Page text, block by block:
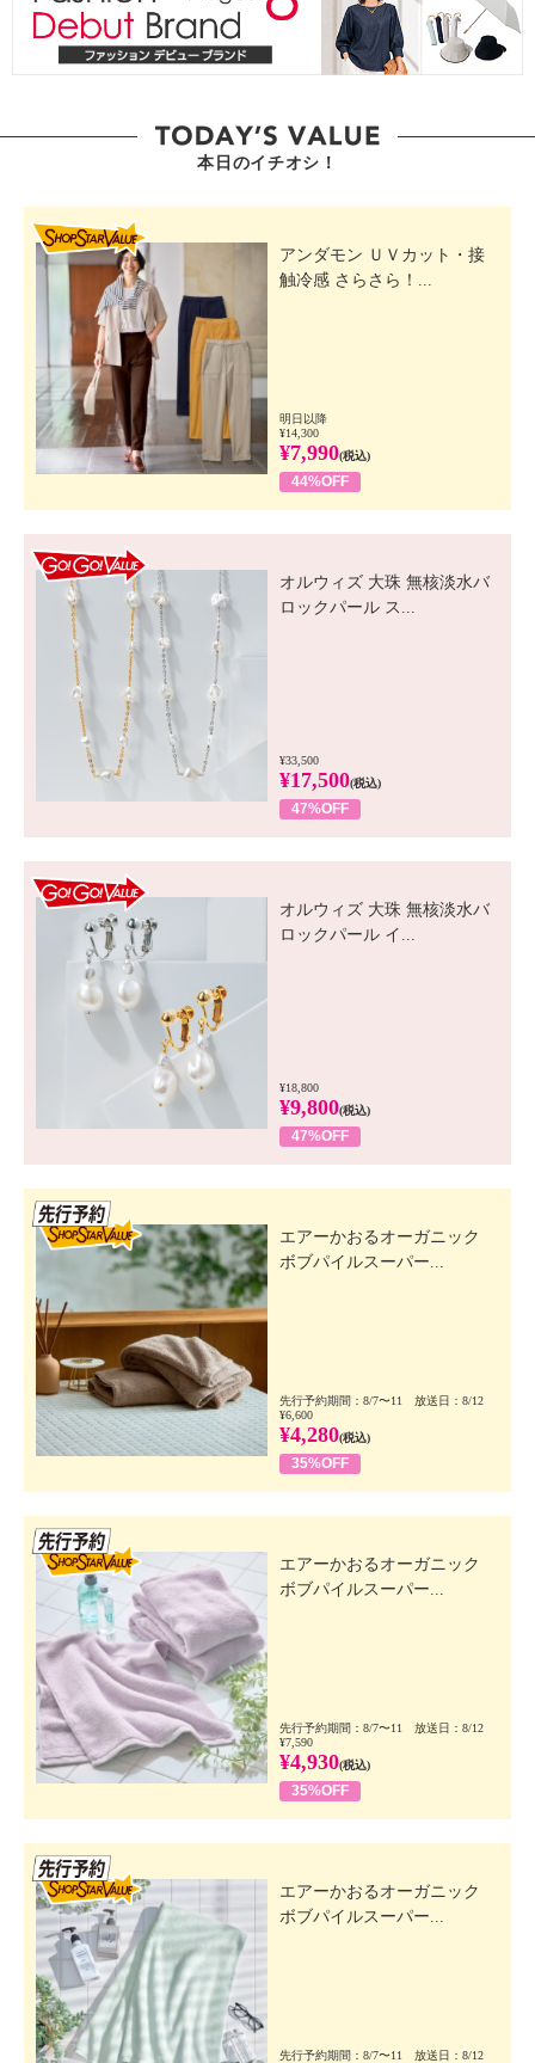
本日のイチオシ！
アンダモン ＵＶカット・接
触冷感 さらさら！...
明日以降
¥14,300
¥7,990(税込)
44%OFF
オルウィズ 大珠 無核淡水バ
ロックパール ス...
¥33,500
¥17,500(税込)
47%OFF
オルウィズ 大珠 無核淡水バ
ロックパール イ...
¥18,800
¥9,800(税込)
47%OFF
エアーかおるオーガニック
ボブパイルスーパー...
先行予約期間：8/7〜11 放送日：8/12
¥6,600
¥4,280(税込)
35%OFF
エアーかおるオーガニック
ボブパイルスーパー...
先行予約期間：8/7〜11 放送日：8/12
¥7,590
¥4,930(税込)
35%OFF
エアーかおるオーガニック
ボブパイルスーパー...
先行予約期間：8/7〜11 放送日：8/12